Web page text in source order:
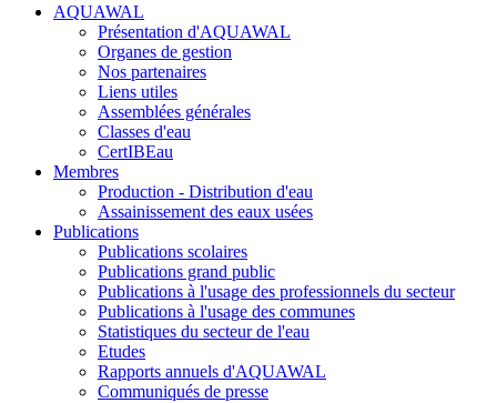
AQUAWAL
Présentation d'AQUAWAL
Organes de gestion
Nos partenaires
Liens utiles
Assemblées générales
Classes d'eau
CertIBEau
Membres
Production - Distribution d'eau
Assainissement des eaux usées
Publications
Publications scolaires
Publications grand public
Publications à l'usage des professionnels du secteur
Publications à l'usage des communes
Statistiques du secteur de l'eau
Etudes
Rapports annuels d'AQUAWAL
Communiqués de presse